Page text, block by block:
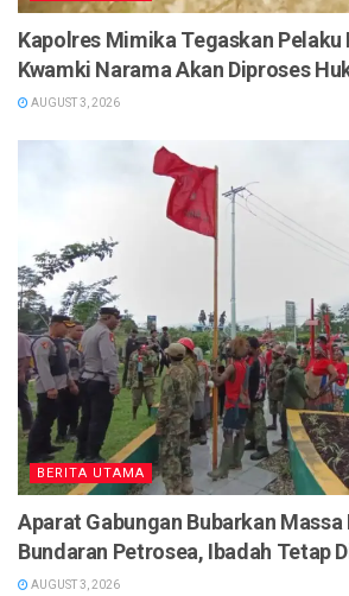
Kapolres Mimika Tegaskan Pelaku
Kwamki Narama Akan Diproses
AUGUST 3, 2026
BERITA UTAMA
Aparat Gabungan Bubarkan Massa
Bundaran Petrosea, Ibadah Tetap
AUGUST 3, 2026